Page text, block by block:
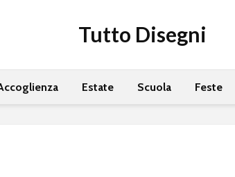
Tutto Disegni
Estate Scuola Feste